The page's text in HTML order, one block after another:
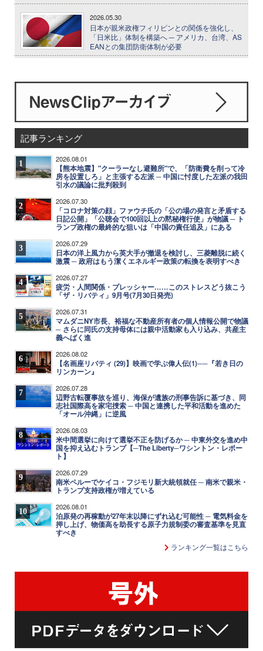
2026.05.30
日本が親米政権フィリピンとの関係を強化し、
「日米比」体制を構築へ ─ アメリカ、台湾、AS
EANとの集団防衛体制が必要
記事ランキング
1 2026.08.01
【熊本地震】"クーラーなし避難所"で、「防衛費を削って冷
房を設置しろ」と主張する左派 ─ 中国に忖度した左派の我田
引水の議論に批判殺到
2 2026.07.30
「コロナ対策の顔」ファウチ氏の「公の場の発言と矛盾する
日記公開」「公聴会で100回以上の黙秘権行使」が物議 ─ ト
ランプ政権の最終的な狙いは「中国の責任追及」にある
3 2026.07.29
日本の洋上風力から英大手が撤退を検討し、三菱離脱に続く
激震 ─ 政府はもう潔くエネルギー政策の転換を表明すべき
4 2026.07.27
疲労・人間関係・プレッシャー……このストレスどう抜こう
「ザ・リバティ」9月号(7月30日発売)
5 2026.07.31
マムダニNY市長、裕福な不動産所有者の個人情報公開で物議
─ さらに同氏の支持母体には親中活動家も入り込み、共産主
義へばく進
6 2026.08.02
【名画座リバティ (29)】映画で学ぶ偉人伝(1)──『若き日の
リンカーン』
7 2026.07.28
辺野古転覆事故を巡り、海保が遺族の刑事告訴に基づき、同
志社国際高を家宅捜索 ─ 中国と連携した平和活動を進めた
「オール沖縄」に逆風
8 2026.08.03
米中間選挙に向けて選挙不正を防げるか ─ 中東外交を進め中
国を抑え込むトランプ【─The Liberty─ワシントン・レポー
ト】
9 2026.07.29
南米ペルーでケイコ・フジモリ新大統領就任 ─ 南米で親米・
トランプ支持政権が増えている
10 2026.08.01
泊原発の再稼動が27年末以降にずれ込む可能性 ─ 電気料金を
押し上げ、物価高を助長する原子力規制委の審査基準を見直
すべき
ランキング一覧はこちら